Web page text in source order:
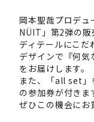
岡本聖哉プロデュ
NÜIT」第2弾の販
ディテールにこだ
デザインで『何気
をお届けします。
また、「all set」
の参加券が付きま
ぜひこの機会にお